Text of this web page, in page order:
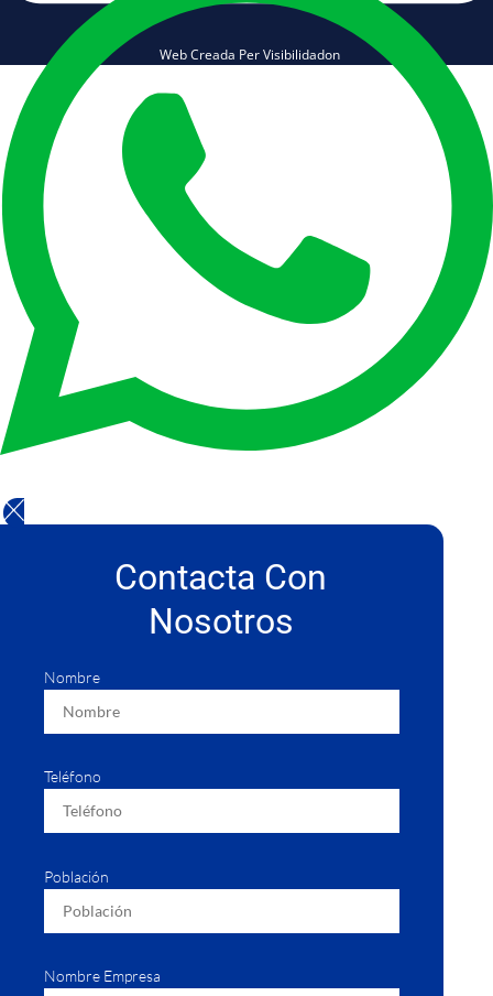
Web Creada Per Visibilidadon
Contacta Con
Nosotros
Nombre
Teléfono
Población
Nombre Empresa